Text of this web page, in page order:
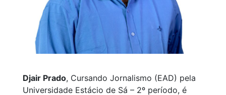
Djair Prado, Cursando Jornalismo (EAD) pela
Universidade Estácio de Sá – 2º período, é